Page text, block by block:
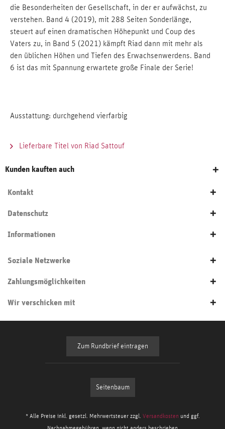
die Besonderheiten der Gesellschaft, in der er aufwächst, zu
verstehen. Band 4 (2019), mit 288 Seiten Sonderlänge,
steuert auf einen dramatischen Höhepunkt und Coup des
Vaters zu, in Band 5 (2021) kämpft Riad dann mit mehr als
den üblichen Höhen und Tiefen des Erwachsenwerdens. Band
6 ist das mit Spannung erwartete große Finale der Serie!
Ausstattung: durchgehend vierfarbig
Lieferbare Titel von Riad Sattouf
Kunden kauften auch
Kontakt
Datenschutz
Informationen
Soziale Netzwerke
Zahlungsmöglichkeiten
Wir verschicken mit
Zum Rundbrief eintragen
Seitenbaum
* Alle Preise inkl. gesetzl. Mehrwertsteuer zzgl. Versandkosten und ggf.